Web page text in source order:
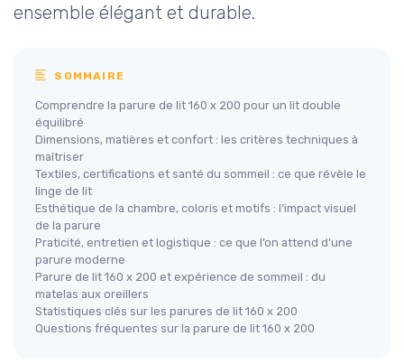
ensemble élégant et durable.
SOMMAIRE
Comprendre la parure de lit 160 x 200 pour un lit double
équilibré
Dimensions, matières et confort : les critères techniques à
maîtriser
Textiles, certifications et santé du sommeil : ce que révèle le
linge de lit
Esthétique de la chambre, coloris et motifs : l’impact visuel
de la parure
Praticité, entretien et logistique : ce que l’on attend d’une
parure moderne
Parure de lit 160 x 200 et expérience de sommeil : du
matelas aux oreillers
Statistiques clés sur les parures de lit 160 x 200
Questions fréquentes sur la parure de lit 160 x 200